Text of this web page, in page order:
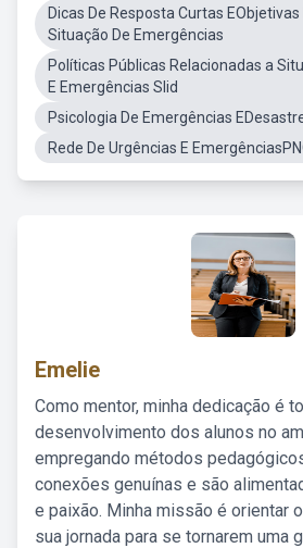
Dicas De Resposta Curtas
Situação De Emergências
Políticas Públicas Relacionadas a
E Emergências Slid
Psicologia De Emergências
Rede De Urgências E
Emelie
Como mentor, minha dedicação é
desenvolvimento dos alunos no
empregando métodos
conexões genuínas e são
e paixão. Minha missão é orientar
sua jornada para se tornarem uma